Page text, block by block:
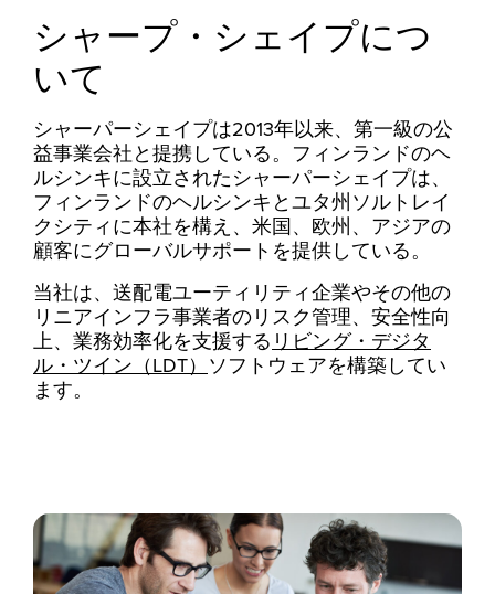
シャープ・シェイプにつ
いて
シャーパーシェイプは2013年以来、第一級の公
益事業会社と提携している。フィンランドのヘ
ルシンキに設立されたシャーパーシェイプは、
フィンランドのヘルシンキとユタ州ソルトレイ
クシティに本社を構え、米国、欧州、アジアの
顧客にグローバルサポートを提供している。
当社は、送配電ユーティリティ企業やその他の
リニアインフラ事業者のリスク管理、安全性向
上、業務効率化を支援する リビング・デジタ
ル・ツイン（LDT） ソフトウェアを構築してい
ます。